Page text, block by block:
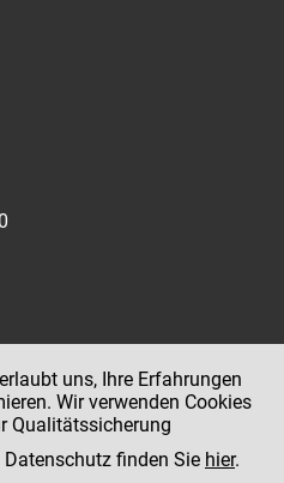
uns, Ihre Erfahrungen
Wir verwenden Cookies
Qualitätssicherung
finden Sie hier.